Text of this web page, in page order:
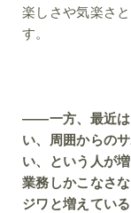
楽しさや気楽さ
す。
――一方、最近は
い、周囲からの
い、という人が
業務しかこなさ
ジワと増えてい